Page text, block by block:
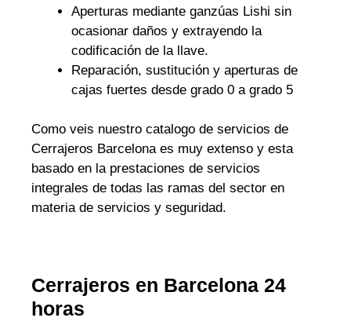
Aperturas mediante ganzúas Lishi sin
ocasionar daños y extrayendo la
codificación de la llave.
Reparación, sustitución y aperturas de
cajas fuertes desde grado 0 a grado 5
Como veis nuestro catalogo de servicios de
Cerrajeros Barcelona es muy extenso y esta
basado en la prestaciones de servicios
integrales de todas las ramas del sector en
materia de servicios y seguridad.
Cerrajeros en Barcelona 24
horas